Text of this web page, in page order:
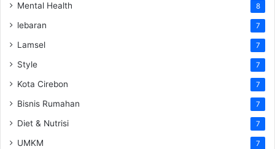
Mental Health 8
lebaran 7
Lamsel 7
Style 7
Kota Cirebon 7
Bisnis Rumahan 7
Diet & Nutrisi 7
UMKM 7